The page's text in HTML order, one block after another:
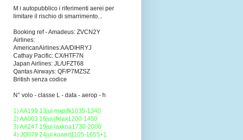
M i autopubblico i riferimenti aerei per
limitare il rischio di smarrimento...
Booking ref - Amadeus: ZVCN2Y
Airlines:
AmericanAirlines:AA/DIHRYJ
Cathay Pacific: CX/HTF7N
Japan Airlines: JL/UFZT68
Qantas Airways: QF/P7MZSZ
British senza codice
N° volo - classe L - data - aerop - h
1) AA199 13jul mxpjfk1035-1340
2) AA003 16jul jfklax1200-1450
3) AA247 19jul laxkoa1730-2000
4) JO079 24jul koanrt1105-1655+1